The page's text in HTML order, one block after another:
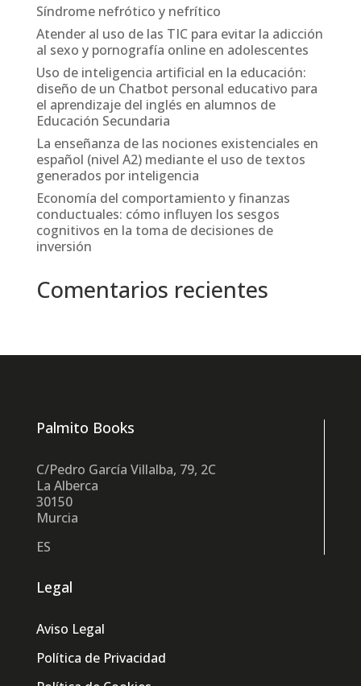
Síndrome nefrótico y nefrítico
Atender al uso de las TIC para evitar la adicción
al sexo y pornografía online en adolescentes
Uso de inteligencia artificial en la educación:
diseño de un Chatbot personal educativo para
el aprendizaje del inglés en alumnos de
Educación Secundaria
La enseñanza de las nociones existenciales en
español (nivel A2) mediante el uso de textos
generados por inteligencia
Economía del comportamiento y finanzas
conductuales: cómo influyen los sesgos
cognitivos en la toma de decisiones de
inversión
Comentarios recientes
Palmito Books
C/Pedro García Villalba, 79, 2C
La Alberca
30150
Murcia
ES
Legal
Aviso Legal
Política de Privacidad